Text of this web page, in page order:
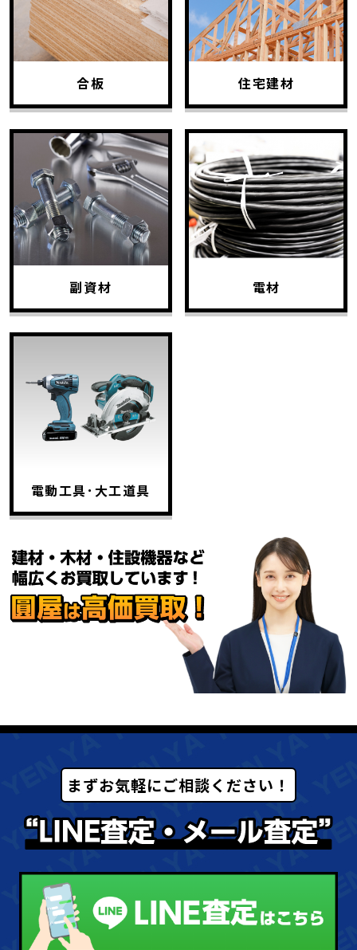
合板 住宅建材
副資材 電材
電動工具･大工道具
まずお気軽にご相談ください！